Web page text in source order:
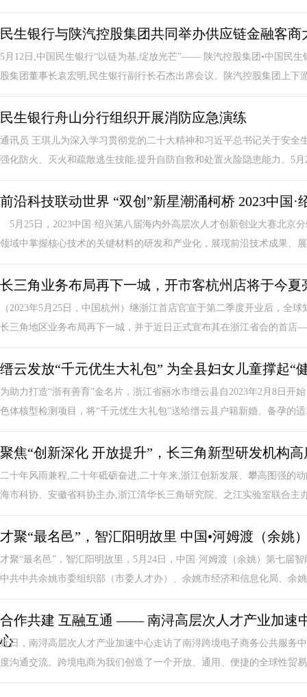
民生银行与陕汽控股集团共同举办供应链金融客商
5月12日,中国民生银行“以链为基,绽放光芒”—— 陕汽控股集团•中国民
股集团董事长袁宏明,民生银行副行长石杰出席会议。陕汽控股集团上下
民生银行舟山分行组织开展消防应急演练
通讯员 王琪儿为深入学习贯彻党的二十大精神和习近平总书记关于安
强化防火、灭火和疏散逃生技能,提升自防自救和处置火险隐患能力。5月
前沿科技联动世界 “双创”新星潮涌柯桥 2023中国
5月25日，2023中国·绍兴第八届海内外高层次人才创新创业大赛北京
领域中掌握核心技术的关键材料的研发和产业化，展现前沿技术成果、
长三角业务布局再下一城，开市客杭州店将于今夏
（2023年5月25日，中国杭州）继浙江首店官宣于第二季度开业后，全
长三角地区业务布局再下一城，并于近日正式宣布其在浙江省会的首
缙云发放“千元优生大礼包” 为全县妇女儿童撑起“
为助力打造“浙有善育”金名片，浙江省丽水市缙云县自2023年2月8日开
色体核型检测项目，将“千元优生大礼包”送给缙云县户籍新婚、备孕的
聚焦“创新深化 开放提升”，长三角新型研发机构
二十年风雨兼程,二十年砥砺奋进,二十年来,浙江创新发展、攀高图强的
海市科协、安徽省科协主办,浙江清华长三角研究院、之江实验室联合主
才聚“最名邑”，智汇阳明故里 中国•河姆渡（余姚
才聚“最名邑”，智汇阳明故里，5月24日，中国·河姆渡（余姚）第七届
中共中共余姚市委组织部（市委人才办）、余姚市经济和信息化局、余
合作共建 互融互通 —— 南浔高层次人才产业加速
心
近日，南浔高层次人才产业加速中心走访了南浔跨境电子商务公共服务
度沟通交流。跨境电商为我们创造了一个开放、通用、便捷的全球性贸